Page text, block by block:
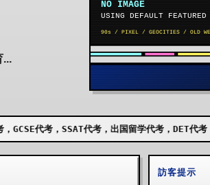
...
代考，出国留学代考，DET代考，AEIS
訪客提示